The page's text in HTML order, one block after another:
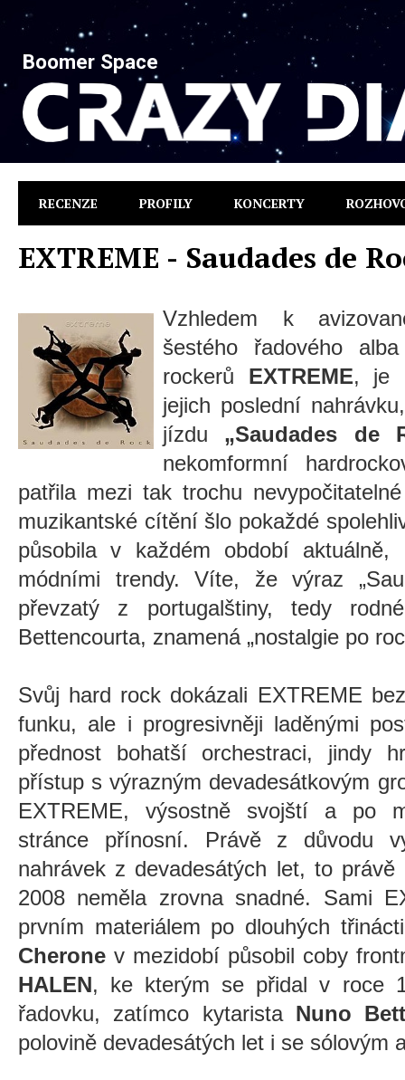
Boomer Space
RECENZE PROFILY KONCERTY
EXTREME - Saudades de
Vzhledem k
šestého řadového
rockerů EXTREME, je
jejich poslední
jízdu „Saudades de
nekomformní
patřila mezi tak trochu
muzikantské cítění šlo pokaždé
působila v každém období
módními trendy. Víte, že výraz
převzatý z portugalštiny, tedy
Bettencourta, znamená „nostalgie po
Svůj hard rock dokázali EXTREME
funku, ale i progresivněji laděnými
přednost bohatší orchestraci, jindy
přístup s výrazným devadesátkovým
EXTREME, výsostně svojští a po
stránce přínosní. Právě z důvodu
nahrávek z devadesátých let, to
2008 neměla zrovna snadné. Sami
prvním materiálem po dlouhých
Cherone v mezidobí působil coby
HALEN, ke kterým se přidal v roce
řadovku, zatímco kytarista Nuno
polovině devadesátých let i se sólovým